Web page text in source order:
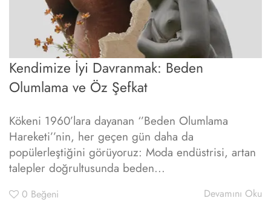
Kendimize İyi Davranmak: Beden
Olumlama ve Öz Şefkat
Kökeni 1960’lara dayanan ‘’Beden Olumlama
Hareketi’’nin, her geçen gün daha da
popülerleştiğini görüyoruz: Moda endüstrisi, artan
talepler doğrultusunda beden...
0 Beğeni Devamını Oku